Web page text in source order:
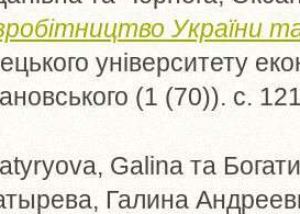
України
університету
(1 (70)). с.
Galina та
Галина